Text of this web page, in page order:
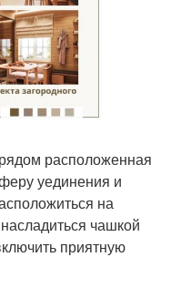
расположенная
уединения и
на
чашкой
приятную